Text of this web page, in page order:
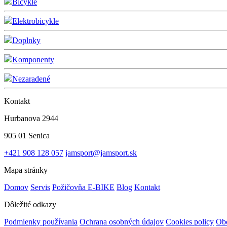
Elektrobicykle
Doplnky
Komponenty
Nezaradené
Kontakt
Hurbanova 2944
905 01 Senica
+421 908 128 057 jamsport@jamsport.sk
Mapa stránky
Domov Servis Požičovňa E-BIKE Blog Kontakt
Dôležité odkazy
Podmienky používania Ochrana osobných údajov Cookies policy